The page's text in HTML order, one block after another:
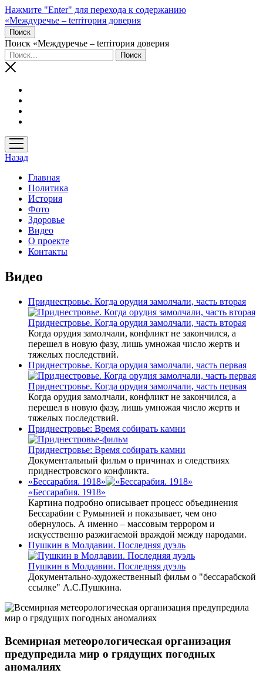
Нажмите "Enter" для перехода к содержанию
«Междуречье – terriтория доверия
Поиск
Поиск «Междуречье – terriтория доверия
открыть
меню
Назад
Главная
Политика
История
Фото
Здоровье
Видео
О проекте
Контакты
Видео
Приднестровье. Когда орудия замолчали, часть вторая
Приднестровье. Когда орудия замолчали, часть вторая
Когда орудия замолчали, конфликт не закончился, а
перешел в новую фазу, лишь умножая число жертв и
тяжелых последствий.
Приднестровье. Когда орудия замолчали, часть первая
Приднестровье. Когда орудия замолчали, часть первая
Когда орудия замолчали, конфликт не закончился, а
перешел в новую фазу, лишь умножая число жертв и
тяжелых последствий.
Приднестровье: Время собирать камни
Приднестровье: Время собирать камни
Документальный фильм о причинах и следствиях
приднестровского конфликта.
«Бессарабия. 1918»
«Бессарабия. 1918»
Картина подробно описывает процесс объединения
Бессарабии с Румынией и показывает, чем оно
обернулось. А именно – массовым террором и
искусственно разжигаемой враждой между народами.
Пушкин в Молдавии. Последняя дуэль
Пушкин в Молдавии. Последняя дуэль
Документально-художественный фильм о "бессарабской
ссылке" А.С.Пушкина.
Всемирная метеорологическая организация
предупредила мир о грядущих погодных
аномалиях